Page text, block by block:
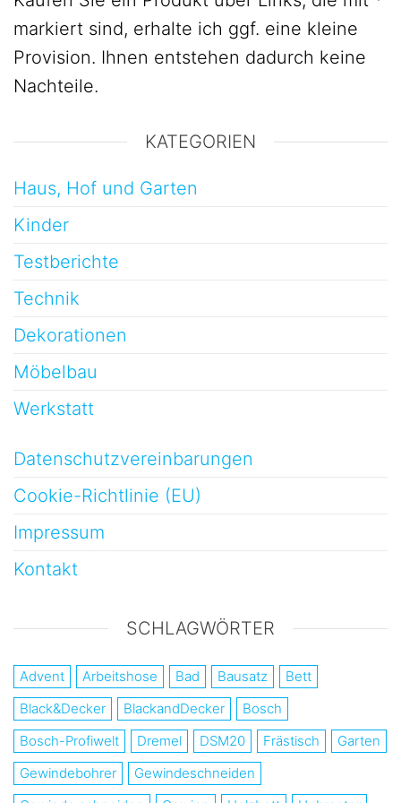
markiert sind, erhalte ich ggf. eine kleine
Provision. Ihnen entstehen dadurch keine
Nachteile.
KATEGORIEN
Haus, Hof und Garten
Kinder
Testberichte
Technik
Dekorationen
Möbelbau
Werkstatt
Datenschutzvereinbarungen
Cookie-Richtlinie (EU)
Impressum
Kontakt
SCHLAGWÖRTER
Advent Arbeitshose Bad Bausatz
Bett
Black&Decker
BlackandDecker
Bosch
Bosch-Profiwelt
Dremel DSM20 Frästisch
Garten
Gewindebohrer
Gewindeschneiden